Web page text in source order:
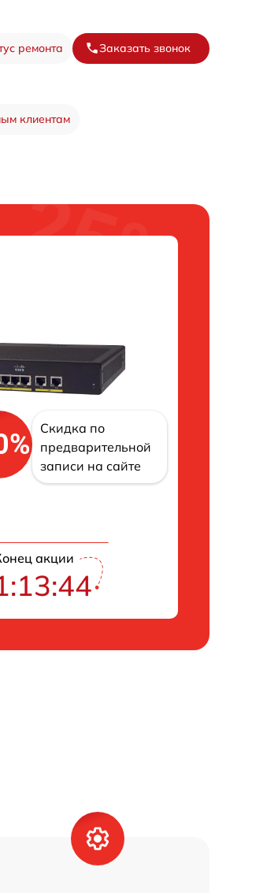
ремонта Заказать звонок
клиентам
Скидка по
предварительной
записи на сайте
акции